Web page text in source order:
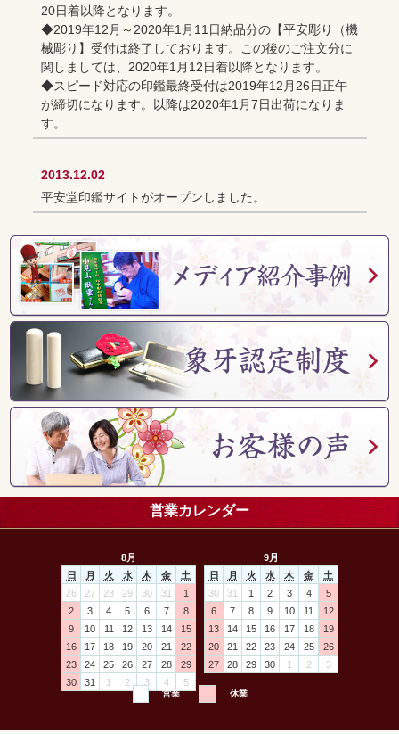
20日着以降となります。
◆2019年12月～2020年1月11日納品分の【平安彫り（機
械彫り】受付は終了しております。この後のご注文分に
関しましては、2020年1月12日着以降となります。
◆スピード対応の印鑑最終受付は2019年12月26日正午
が締切になります。以降は2020年1月7日出荷になりま
す。
2013.12.02
平安堂印鑑サイトがオープンしました。
営業カレンダー